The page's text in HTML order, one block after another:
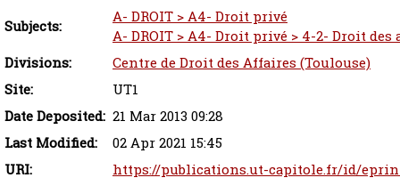
Subjects:
A- DROIT > A4- Droit privé
A- DROIT > A4- Droit privé > 4-2- Droit
Divisions:
Centre de Droit des Affaires (Toulouse)
Site:
UT1
Date Deposited: 21 Mar 2013 09:28
Last Modified:
02 Apr 2021 15:45
URI:
https://publications.ut-capitole.fr/id/